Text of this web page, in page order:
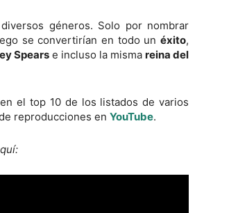
géneros. Solo por nombrar
se convertirían en todo un éxito,
Spears e incluso la misma reina del
el top 10 de los listados de varios
reproducciones en YouTube.